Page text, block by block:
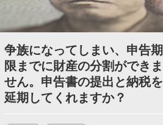
争族になってしまい、申告期
限までに財産の分割ができま
せん。申告書の提出と納税を
延期してくれますか？